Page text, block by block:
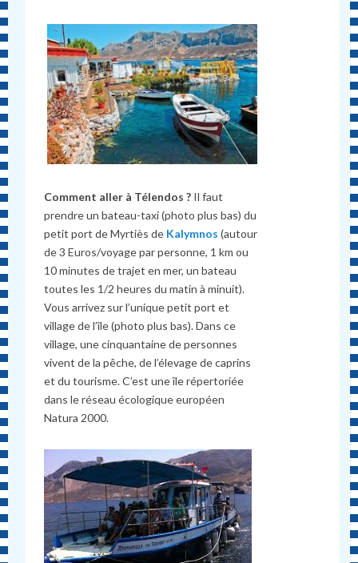
Comment aller à Télendos ? Il faut
prendre un bateau-taxi (photo plus bas) du
petit port de Myrtiès de Kalymnos (autour
de 3 Euros/voyage par personne, 1 km ou
10 minutes de trajet en mer, un bateau
toutes les 1/2 heures du matin à minuit).
Vous arrivez sur l’unique petit port et
village de l’île (photo plus bas). Dans ce
village, une cinquantaine de personnes
vivent de la pêche, de l’élevage de caprins
et du tourisme. C’est une île répertoriée
dans le réseau écologique européen
Natura 2000.